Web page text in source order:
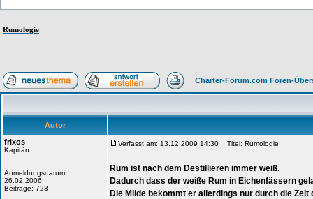
Rumologie
Charter-Forum.com Foren-
Autor
frixos
Kapitän
Anmeldungsdatum:
26.02.2006
Beiträge: 723
Verfasst am: 13.12.2009 14:30 Titel: Rumologie
Rum ist nach dem Destillieren immer weiß.
Dadurch dass der weiße Rum in Eichenfässern
Die Milde bekommt er allerdings nur durch die Zeit